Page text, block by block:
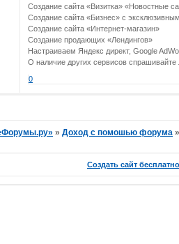
Создание сайта «Визитка» «Новостные
Создание сайта «Бизнес» с
Создание сайта «Интернет-магазин»
Создание продающих «Лендингов»
Настраиваем Яндекс директ, Google
О наличие других сервисов спрашивайте
0
»Доход с помошью форума
Создать сайт бесплатно